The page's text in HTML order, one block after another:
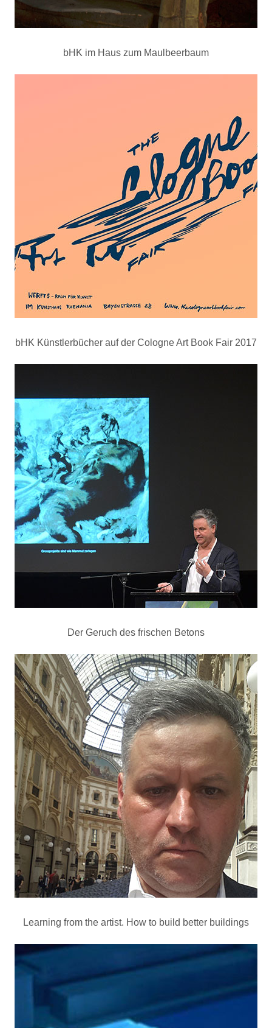
bHK im Haus zum Maulbeerbaum
bHK Künstlerbücher auf der Cologne Art Book Fair 2017
Der Geruch des frischen Betons
Learning from the artist. How to build better buildings